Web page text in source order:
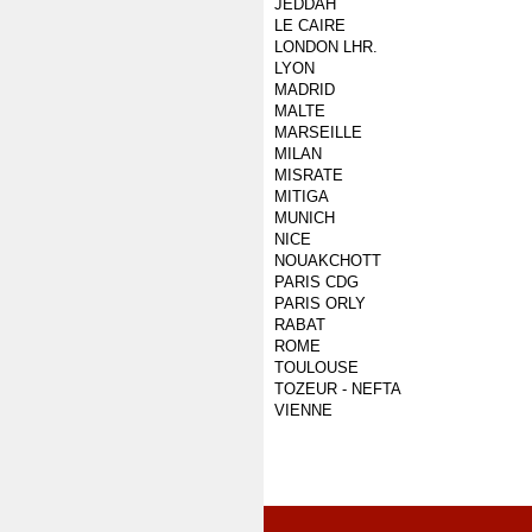
JEDDAH
LE CAIRE
LONDON LHR.
LYON
MADRID
MALTE
MARSEILLE
MILAN
MISRATE
MITIGA
MUNICH
NICE
NOUAKCHOTT
PARIS CDG
PARIS ORLY
RABAT
ROME
TOULOUSE
TOZEUR - NEFTA
VIENNE